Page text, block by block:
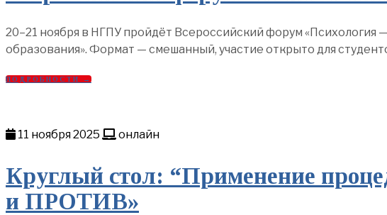
20–21 ноября в НГПУ пройдёт Всероссийский форум
образования». Формат — смешанный, участие открыто для
ПОДРОБНОСТИ →
11 ноября 2025 онлайн
Круглый стол: “Применение
и ПРОТИВ»